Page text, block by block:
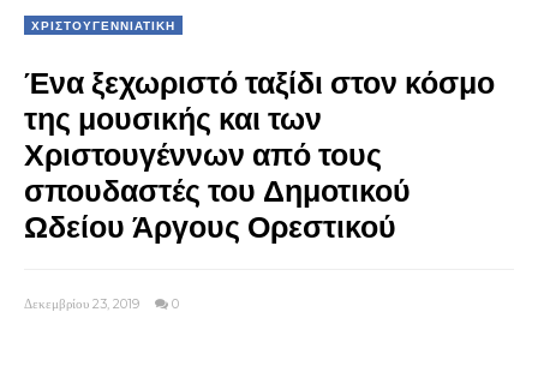
ΧΡΙΣΤΟΥΓΕΝΝΙΑΤΙΚΗ
Ένα ξεχωριστό ταξίδι στον κόσμο
της μουσικής και των
Χριστουγέννων από τους
σπουδαστές του Δημοτικού
Ωδείου Άργους Ορεστικού
Δεκεμβρίου 23, 2019 0